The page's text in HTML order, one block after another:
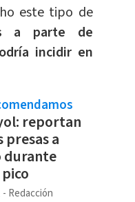
este tipo de
a parte de
incidir en
reportan
presas a
durante
Redacción